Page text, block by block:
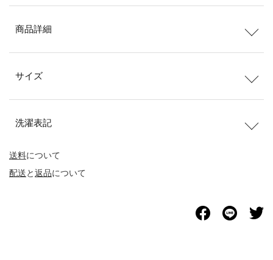
送料について
配送と返品について
商品詳細
サイズ
洗濯表記